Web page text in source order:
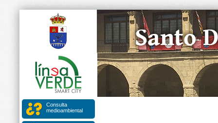
Consulta
medioambiental